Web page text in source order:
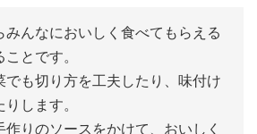
みんなにおいしく食べてもらえる
とです。
でも切り方を工夫したり、味付け
します。
作りのソースをかけて、おいしく